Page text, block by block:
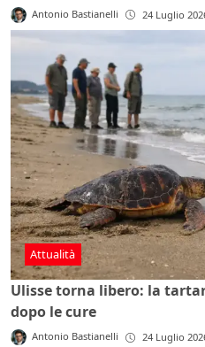
Antonio Bastianelli 24 Luglio
Attualità
Ulisse torna libero: la
dopo le cure
Antonio Bastianelli 24 Luglio